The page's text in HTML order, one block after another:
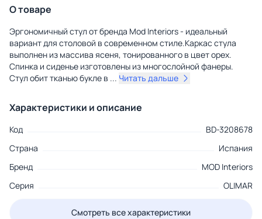
О товаре
Эргономичный стул от бренда Mod Interiors - идеальный
вариант для столовой в современном стиле.Каркас стула
выполнен из массива ясеня, тонированного в цвет орех.
Спинка и сиденье изготовлены из многослойной фанеры.
Стул обит тканью букле в ... Читать дальше
Характеристики и описание
Код
BD-3208678
Страна
Испания
Бренд
MOD Interiors
Серия
OLIMAR
Смотреть все характеристики